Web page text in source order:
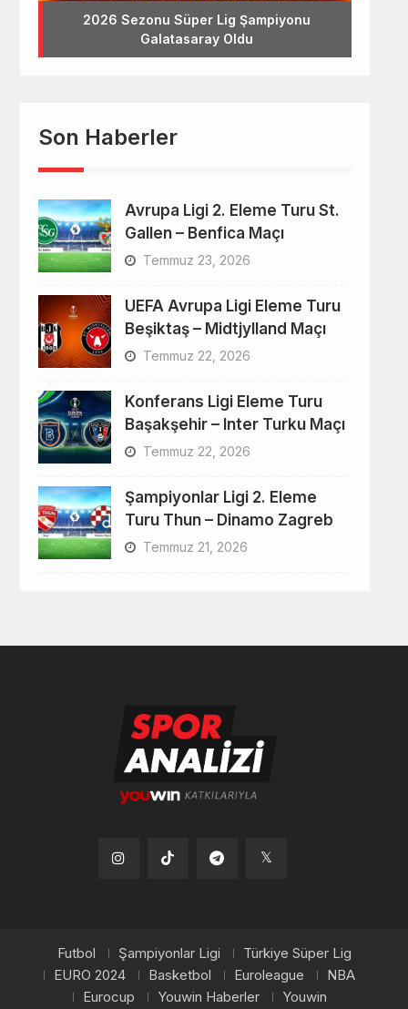
2026 Sezonu Süper Lig Şampiyonu
Galatasaray Oldu
Son Haberler
Avrupa Ligi 2. Eleme Turu St.
Gallen – Benfica Maçı
Temmuz 23, 2026
UEFA Avrupa Ligi Eleme Turu
Beşiktaş – Midtjylland Maçı
Temmuz 22, 2026
Konferans Ligi Eleme Turu
Başakşehir – Inter Turku Maçı
Temmuz 22, 2026
Şampiyonlar Ligi 2. Eleme
Turu Thun – Dinamo Zagreb
Temmuz 21, 2026
Tiktok
Futbol Şampiyonlar Ligi
Türkiye Süper Lig
EURO 2024
Basketbol Euroleague
NBA
Eurocup
Youwin Haberler Youwin